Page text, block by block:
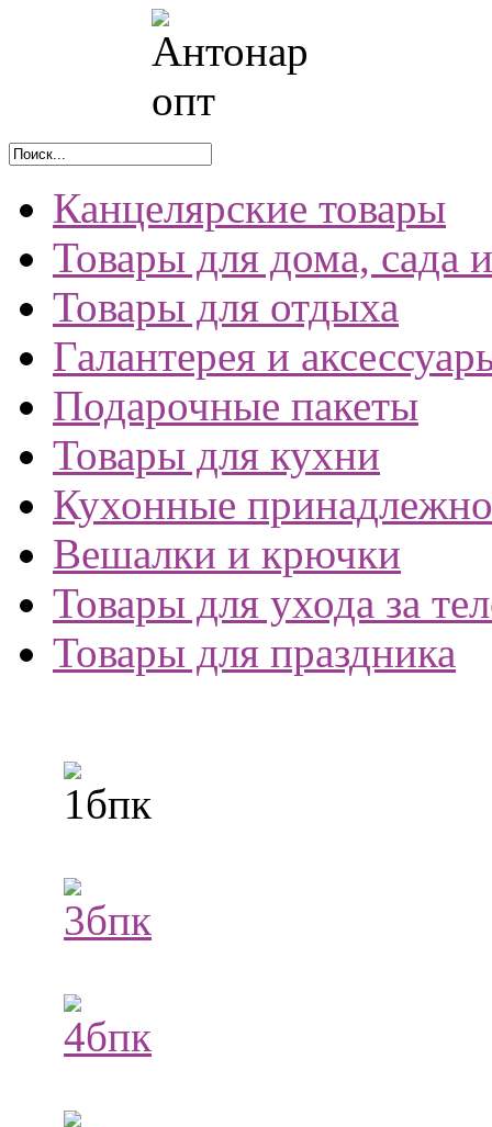
Канцелярские товары
Товары для дома, сада
Товары для отдыха
Галантерея и
Подарочные пакеты
Товары для кухни
Кухонные
Вешалки и крючки
Товары для ухода за
Товары для праздника